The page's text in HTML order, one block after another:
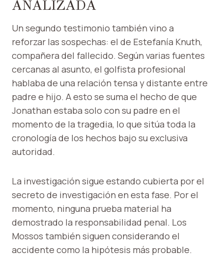
ANALIZADA
Un segundo testimonio también vino a
reforzar las sospechas: el de Estefanía Knuth,
compañera del fallecido. Según varias fuentes
cercanas al asunto, el golfista profesional
hablaba de una relación tensa y distante entre
padre e hijo. A esto se suma el hecho de que
Jonathan estaba solo con su padre en el
momento de la tragedia, lo que sitúa toda la
cronología de los hechos bajo su exclusiva
autoridad.
La investigación sigue estando cubierta por el
secreto de investigación en esta fase. Por el
momento, ninguna prueba material ha
demostrado la responsabilidad penal. Los
Mossos también siguen considerando el
accidente como la hipótesis más probable.